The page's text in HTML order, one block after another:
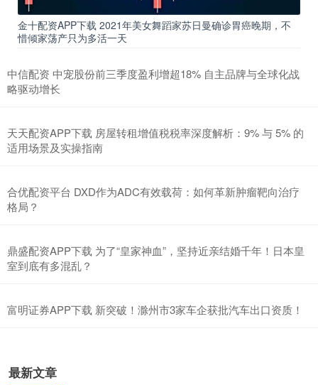
金十配资APP下载 2021年美女舞蹈家苏日曼确诊胃癌晚期，不
惜倾家荡产只为多活一天
中信配资 中宠股份前三季度盈利增超18% 自主品牌与全球化战
略驱动增长
天天配资APP下载 房屋转租增值税税率深度解析：9% 与 5% 的
适用场景及实操指南
合优配资平台 DXD作为ADC有效载荷：如何革新肿瘤靶向治疗
格局？
鼎盛配资APP下载 为了“皇家神血”，坚持近亲结婚千年！日本皇
室到底有多混乱？
富明证券APP下载 新突破！滁州市3家车企获批汽车出口资质！
最新文章